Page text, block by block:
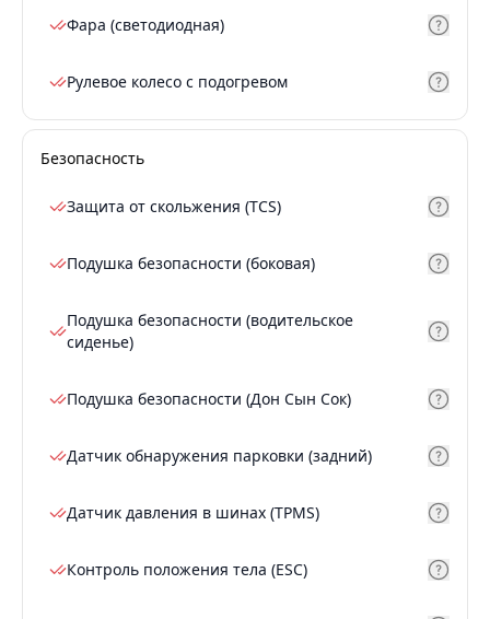
Фара (светодиодная)
Рулевое колесо с подогревом
Безопасность
Защита от скольжения (TCS)
Подушка безопасности (боковая)
Подушка безопасности (водительское
сиденье)
Подушка безопасности (Дон Сын Сок)
Датчик обнаружения парковки (задний)
Датчик давления в шинах (TPMS)
Контроль положения тела (ESC)